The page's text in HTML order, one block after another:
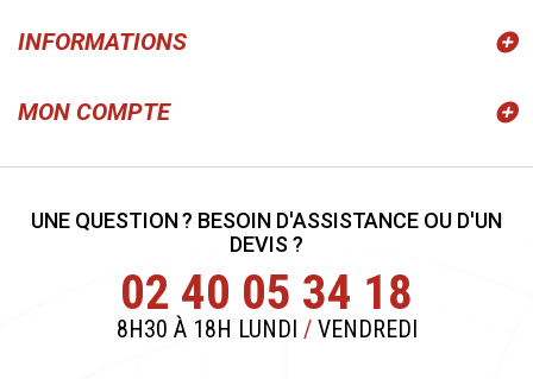
INFORMATIONS
MON COMPTE
UNE QUESTION ? BESOIN D'ASSISTANCE OU D'UN
DEVIS ?
02 40 05 34 18
8H30 À 18H LUNDI /VENDREDI